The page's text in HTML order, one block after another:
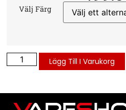
Välj Färg
Lägg Till I Varukorg